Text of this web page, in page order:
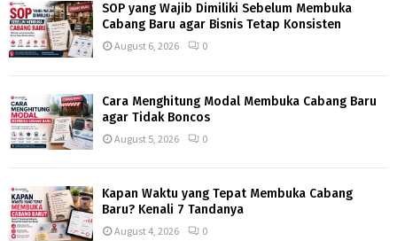
SOP yang Wajib Dimiliki Sebelum Membuka
Cabang Baru agar Bisnis Tetap Konsisten
August 6, 2026 0
Cara Menghitung Modal Membuka Cabang Baru
agar Tidak Boncos
August 5, 2026 0
Kapan Waktu yang Tepat Membuka Cabang
Baru? Kenali 7 Tandanya
August 4, 2026 0